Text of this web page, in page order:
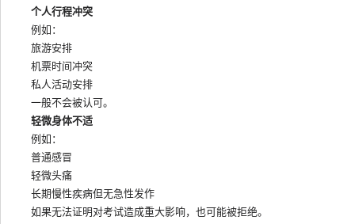
个人行程冲突
例如：
旅游安排
机票时间冲突
私人活动安排
一般不会被认可。
轻微身体不适
例如：
普通感冒
轻微头痛
长期慢性疾病但无急性发作
如果无法证明对考试造成重大影响，也可能被拒绝。